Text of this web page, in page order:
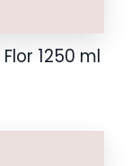
1250 ml